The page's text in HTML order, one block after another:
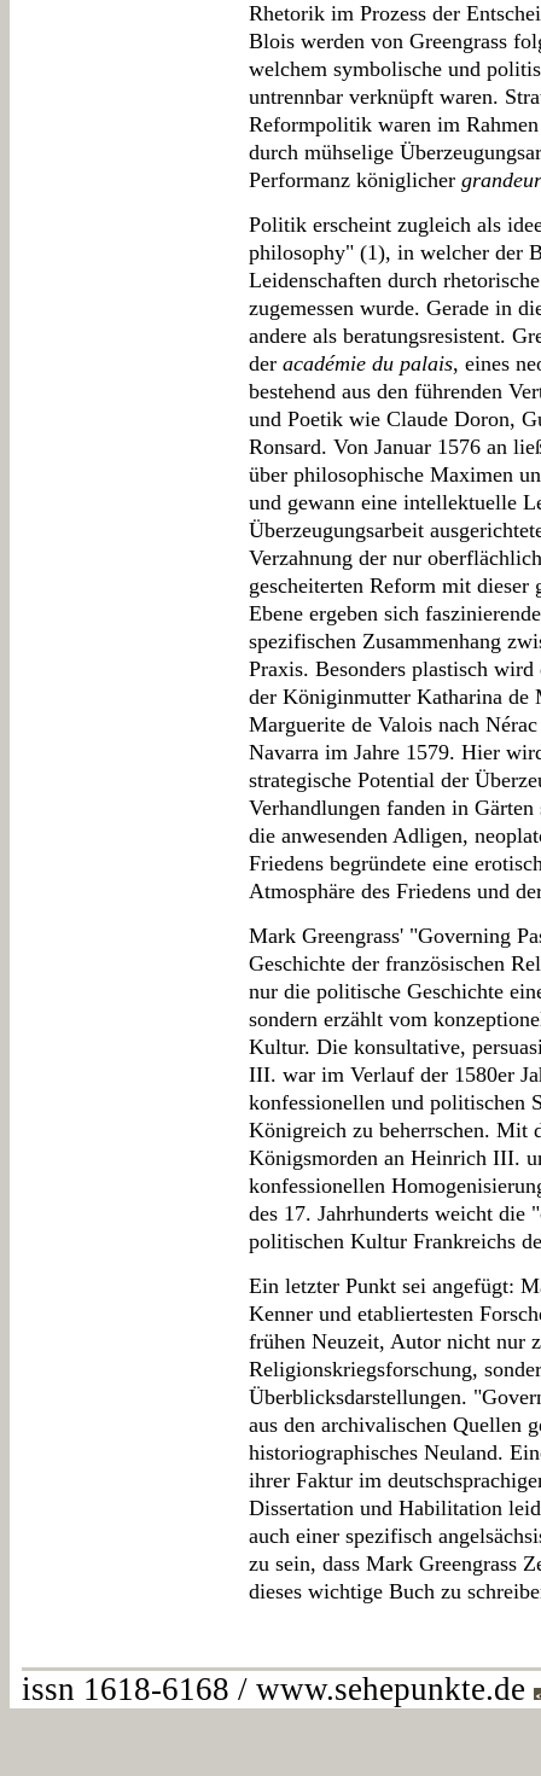
Rhetorik im Prozess der
Blois werden von Greengrass
welchem symbolische und
untrennbar verknüpft waren.
Reformpolitik waren im
durch mühselige
Performanz königlicher grandeur
Politik erscheint zugleich als
philosophy" (1), in welcher der
Leidenschaften durch
zugemessen wurde. Gerade in
andere als beratungsresistent.
der académie du palais, eines
bestehend aus den führenden
und Poetik wie Claude Doron,
Ronsard. Von Januar 1576 an
über philosophische Maximen
und gewann eine intellektuelle
Überzeugungsarbeit
Verzahnung der nur
gescheiterten Reform mit dieser
Ebene ergeben sich
spezifischen Zusammenhang
Praxis. Besonders plastisch
der Königinmutter Katharina de
Marguerite de Valois nach
Navarra im Jahre 1579. Hier
strategische Potential der
Verhandlungen fanden in
die anwesenden Adligen,
Friedens begründete eine
Atmosphäre des Friedens und
Mark Greengrass' "Governing
Geschichte der französischen
nur die politische Geschichte
sondern erzählt vom
Kultur. Die konsultative,
III. war im Verlauf der 1580er
konfessionellen und politischen
Königreich zu beherrschen. Mit
Königsmorden an Heinrich III.
konfessionellen
des 17. Jahrhunderts weicht die
politischen Kultur Frankreichs
Ein letzter Punkt sei angefügt:
Kenner und etabliertesten
frühen Neuzeit, Autor nicht nur
Religionskriegsforschung,
Überblicksdarstellungen.
aus den archivalischen Quellen
historiographisches Neuland.
ihrer Faktur im
Dissertation und Habilitation
auch einer spezifisch
zu sein, dass Mark Greengrass
dieses wichtige Buch zu
issn 1618-6168 / www.sehepunkte.de